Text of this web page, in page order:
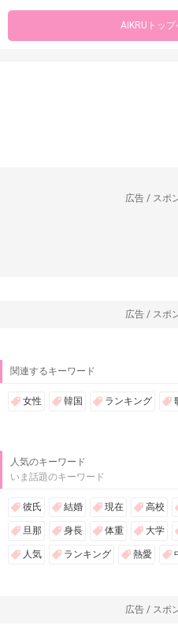
AIKRUトッ
広告 / スポ
広告 / スポ
関連するキーワード
女性 韓国 ランキング
人気のキーワード
いま話題のキーワード
彼氏 結婚 現在 高校
旦那 身長 体重 大学
人気 ランキング 熱愛
広告 / スポ